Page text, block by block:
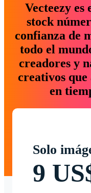
Vecteezy es
stock
confianza de
todo el
creadores y
creativos
en
Solo
9